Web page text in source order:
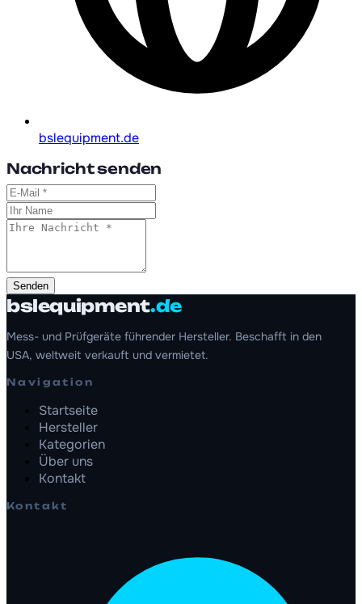
bslequipment.de
Nachricht senden
Senden
bslequipment.de
Mess- und Prüfgeräte führender Hersteller. Beschafft in den
USA, weltweit verkauft und vermietet.
Navigation
Startseite
Hersteller
Kategorien
Über uns
Kontakt
Kontakt